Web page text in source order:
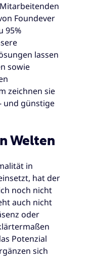
Foundever
95%
lassen
sowie
zeichnen sie
und günstige
Welten
in
hat der
noch nicht
auch nicht
oder
Potenzial
sich